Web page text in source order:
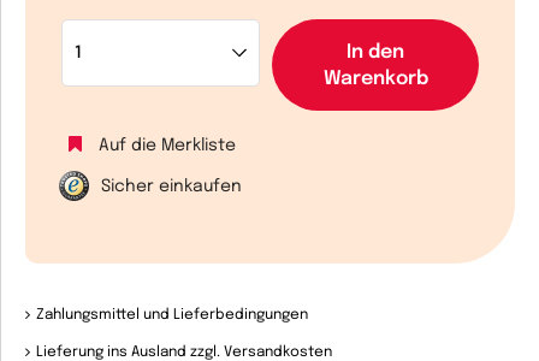
In den
Warenkorb
Auf die Merkliste
Sicher einkaufen
Zahlungsmittel und Lieferbedingungen
Lieferung ins Ausland zzgl. Versandkosten